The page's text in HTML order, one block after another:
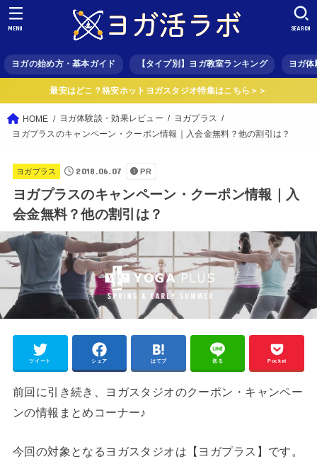
ヨガの始め方・基本ガイド 【タイプ別】ヨガ教室ランキング ヨガ体
SEARCH
MENU
最安はどこ？格安ホットヨガスタジオ特集はこちら＞＞
HOME ヨガ体験談・効果レビュー
ヨガプラス
ヨガプラスのキャンペーン・クーポン情報｜入会金無料？他の割引は？
ヨガプラス 2018.06.07 PR
ヨガプラスのキャンペーン・クーポン情報｜入
会金無料？他の割引は？
ツイート シェア はてブ 送る Pocket
前回に引き続き、ヨガスタジオのクーポン・キャンペー
ンの情報まとめコーナー♪
今回の対象となるヨガスタジオは【ヨガプラス】です。